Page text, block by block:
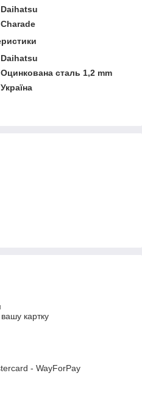
Daihatsu
Charade
Daihatsu
Оцинкована сталь 1,2 mm
Україна
картку
- WayForPay